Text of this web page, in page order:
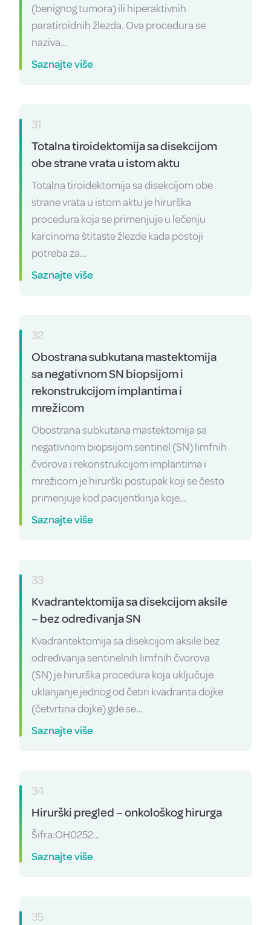
(benignog tumora) ili hiperaktivnih
paratiroidnih žlezda. Ova procedura se
naziva…
Saznajte više
31
Totalna tiroidektomija sa disekcijom
obe strane vrata u istom aktu
Totalna tiroidektomija sa disekcijom obe
strane vrata u istom aktu je hirurška
procedura koja se primenjuje u lečenju
karcinoma štitaste žlezde kada postoji
potreba za…
Saznajte više
32
Obostrana subkutana mastektomija
sa negativnom SN biopsijom i
rekonstrukcijom implantima i
mrežicom
Obostrana subkutana mastektomija sa
negativnom biopsijom sentinel (SN) limfnih
čvorova i rekonstrukcijom implantima i
mrežicom je hirurški postupak koji se često
primenjuje kod pacijentkinja koje…
Saznajte više
33
Kvadrantektomija sa disekcijom aksile
– bez određivanja SN
Kvadrantektomija sa disekcijom aksile bez
određivanja sentinelnih limfnih čvorova
(SN) je hirurška procedura koja uključuje
uklanjanje jednog od četiri kvadranta dojke
(četvrtina dojke) gde se…
Saznajte više
34
Hirurški pregled – onkološkog hirurga
Šifra:OH0252…
Saznajte više
35